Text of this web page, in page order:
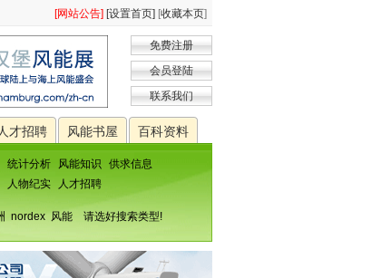
[网站公告] [设置首页] [收藏本页]
免费注册
会员登陆
联系我们
人才招聘 风能书屋 百科资料
统计分析 风能知识
供求信息
人物纪实 人才招聘
nordex 风能 请选好搜索类型!